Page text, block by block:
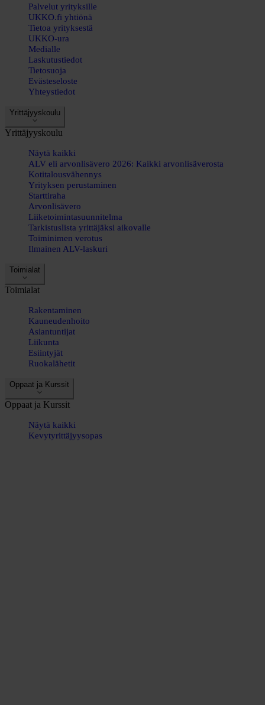
Palvelut yrityksille
UKKO.fi yhtiönä
Tietoa yrityksestä
UKKO-ura
Medialle
Laskutustiedot
Tietosuoja
Evästeseloste
Yhteystiedot
Yrittäjyyskoulu
Yrittäjyyskoulu
Näytä kaikki
ALV eli arvonlisävero 2026: Kaikki arvonlisäverosta
Kotitalousvähennys
Yrityksen perustaminen
Starttiraha
Arvonlisävero
Liiketoimintasuunnitelma
Tarkistuslista yrittäjäksi aikovalle
Toiminimen verotus
Ilmainen ALV-laskuri
Toimialat
Toimialat
Rakentaminen
Kauneudenhoito
Asiantuntijat
Liikunta
Esiintyjät
Ruokalähetit
Oppaat ja Kurssit
Oppaat ja Kurssit
Näytä kaikki
Kevytyrittäjyysopas